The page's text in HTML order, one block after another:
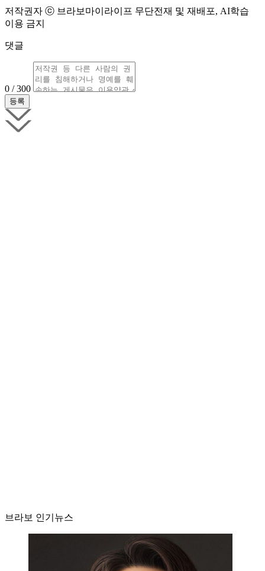
저작권자 ⓒ 브라보마이라이프 무단전재 및 재배포, AI학습
이용 금지
댓글
0 / 300
브라보 인기뉴스